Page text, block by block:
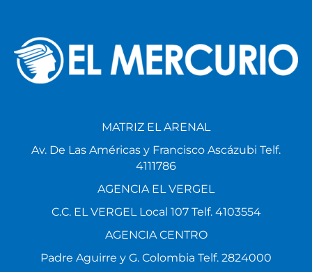
MATRIZ EL ARENAL
Av. De Las Américas y Francisco Ascázubi Telf.
4111786
AGENCIA EL VERGEL
C.C. EL VERGEL Local 107 Telf. 4103554
AGENCIA CENTRO
Padre Aguirre y G. Colombia Telf. 2824000